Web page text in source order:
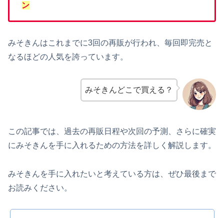
ン
みそきんはこれまでに3回の再販が行われ、毎回即完売と
なるほどの人気を誇っています。
みそきんどこで買える？
この記事では、過去の再販日程や次回の予測、さらに確実
にみそきんを手に入れるための方法を詳しく解説します。
みそきんを手に入れたいと考えている方は、ぜひ最後まで
お読みください。